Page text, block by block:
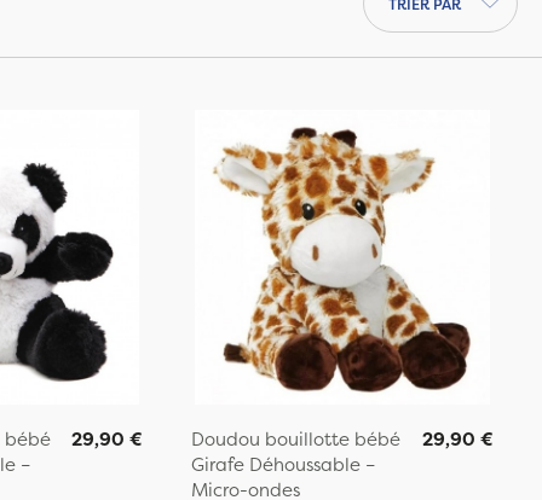
–
29,90 €
Doudou bouillotte bébé
Girafe Déhoussable –
Micro-ondes
29,90 €